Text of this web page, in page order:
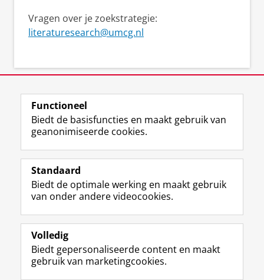
Vragen over je zoekstrategie:
literaturesearch@umcg.nl
View this page in: English
Volg ons op
a
c
b
o
k
p
n
s
a
r
a
m
a
o
o
n
l
s
y
p
Databases
Laatste nieuws
Functioneel
Biedt de basisfuncties en maakt gebruik van
geanonimiseerde cookies.
Standaard
Biedt de optimale werking en maakt gebruik
van onder andere videocookies.
Volledig
Biedt gepersonaliseerde content en maakt
gebruik van marketingcookies.